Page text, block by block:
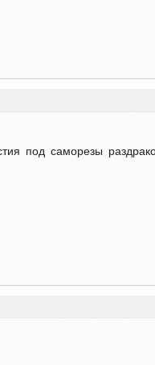
под саморезы